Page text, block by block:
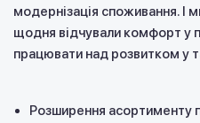
модернізація споживання. І
щодня відчували комфорт у
працювати над розвитком у
Розширення асортименту